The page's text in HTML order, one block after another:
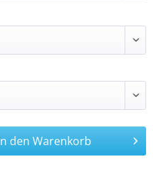
den Warenkorb